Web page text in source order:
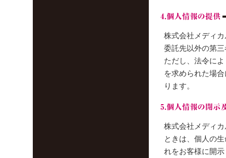
株式会社メディ
委託先以外の第
ただし、法令に
を求められた場
ります。
株式会社メディ
ときは、個人の
れをお客様に開